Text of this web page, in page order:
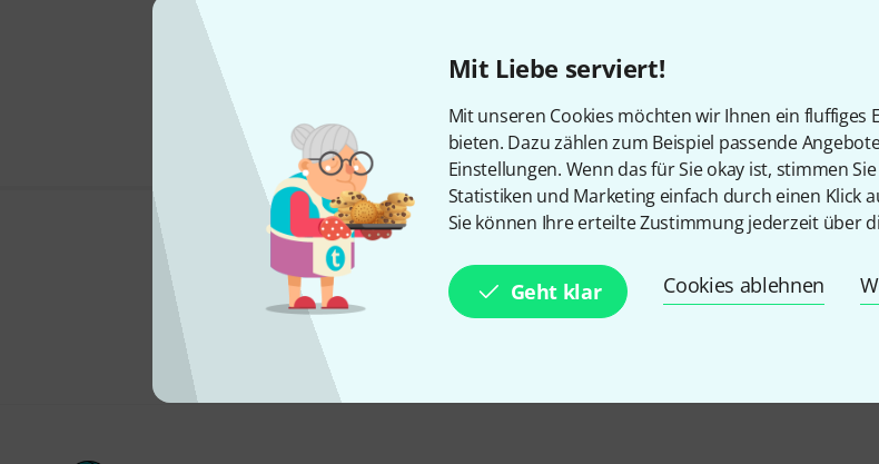
Mit Liebe serviert!
Mit unseren Cookies möchten wir Ihnen ein
bieten. Dazu zählen zum Beispiel passende
Einstellungen. Wenn das für Sie okay ist, stimmen
Statistiken und Marketing einfach durch einen Klick
Sie können Ihre erteilte Zustimmung jederzeit über
Geht klar Cookies ablehnen
Gefällt Ihnen, was Sie